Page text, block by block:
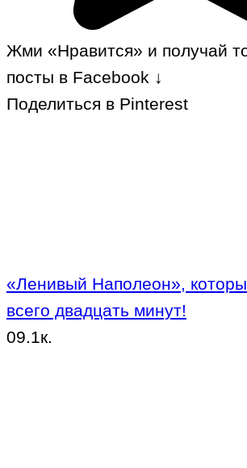
Жми «Нравится» и получай
посты в Facebook ↓
Поделиться в Pinterest
«Ленивый Наполеон»,
всего двадцать минут!
09.1к.